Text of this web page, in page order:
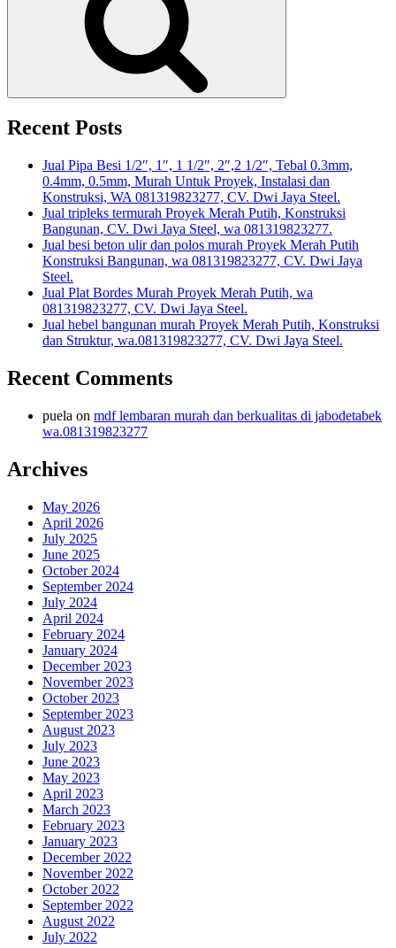
Recent Posts
Jual Pipa Besi 1/2″, 1″, 1 1/2″, 2″,2 1/2″, Tebal 0.3mm,
0.4mm, 0.5mm, Murah Untuk Proyek, Instalasi dan
Konstruksi, WA 081319823277, CV. Dwi Jaya Steel.
Jual tripleks termurah Proyek Merah Putih, Konstruksi
Bangunan, CV. Dwi Jaya Steel, wa 081319823277.
Jual besi beton ulir dan polos murah Proyek Merah Putih
Konstruksi Bangunan, wa 081319823277, CV. Dwi Jaya
Steel.
Jual Plat Bordes Murah Proyek Merah Putih, wa
081319823277, CV. Dwi Jaya Steel.
Jual hebel bangunan murah Proyek Merah Putih, Konstruksi
dan Struktur, wa.081319823277, CV. Dwi Jaya Steel.
Recent Comments
puela on mdf lembaran murah dan berkualitas di jabodetabek
wa.081319823277
Archives
May 2026
April 2026
July 2025
June 2025
October 2024
September 2024
July 2024
April 2024
February 2024
January 2024
December 2023
November 2023
October 2023
September 2023
August 2023
July 2023
June 2023
May 2023
April 2023
March 2023
February 2023
January 2023
December 2022
November 2022
October 2022
September 2022
August 2022
July 2022